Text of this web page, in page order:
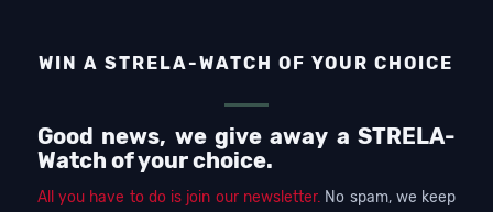
WIN A STRELA-WATCH OF YOUR CHOICE
Good news, we give away a STRELA-
Watch of your choice.
All you have to do is join our newsletter. No spam, we keep